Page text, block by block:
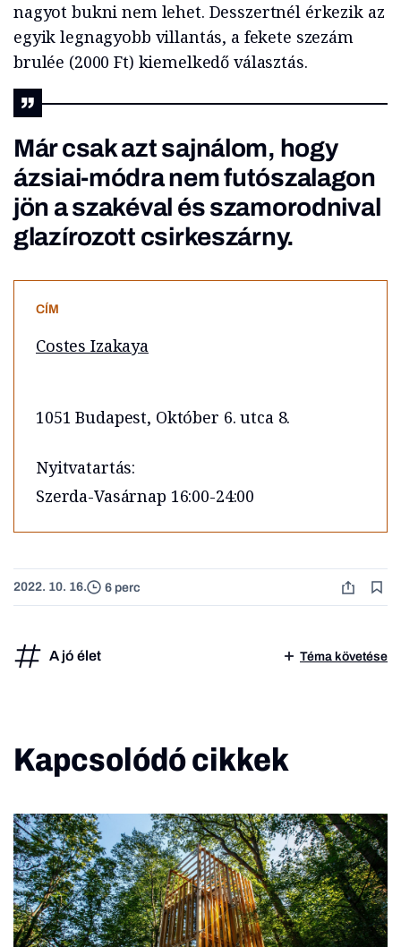
nagyot bukni nem lehet. Desszertnél érkezik az
egyik legnagyobb villantás, a fekete szezám
brulée (2000 Ft) kiemelkedő választás.
Már csak azt sajnálom, hogy
ázsiai-módra nem futószalagon
jön a szakéval és szamorodnival
glazírozott csirkeszárny.
CÍM
Costes Izakaya
1051 Budapest, Október 6. utca 8.
Nyitvatartás:
Szerda-Vasárnap 16:00-24:00
2022. 10. 16. 6 perc
A jó élet Téma követése
Kapcsolódó cikkek